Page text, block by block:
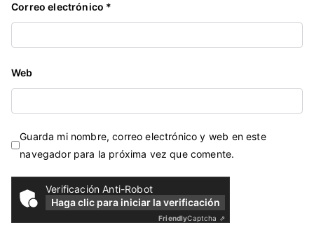
Correo electrónico *
Web
Guarda mi nombre, correo electrónico y web en este
navegador para la próxima vez que comente.
Verificación Anti-Robot
Haga clic para iniciar la verificación
FriendlyCaptcha ⇗